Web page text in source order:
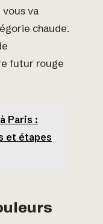
vous va
chaude.
futur rouge
Paris :
et étapes